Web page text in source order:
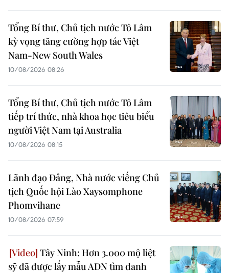
Tổng Bí thư, Chủ tịch nước Tô Lâm
kỳ vọng tăng cường hợp tác Việt
Nam-New South Wales
10/08/2026 08:26
Tổng Bí thư, Chủ tịch nước Tô Lâm
tiếp trí thức, nhà khoa học tiêu biểu
người Việt Nam tại Australia
10/08/2026 08:15
Lãnh đạo Đảng, Nhà nước viếng Chủ
tịch Quốc hội Lào Xaysomphone
Phomvihane
10/08/2026 07:59
Tây Ninh: Hơn 3.000 mộ liệt
sỹ đã được lấy mẫu ADN tìm danh